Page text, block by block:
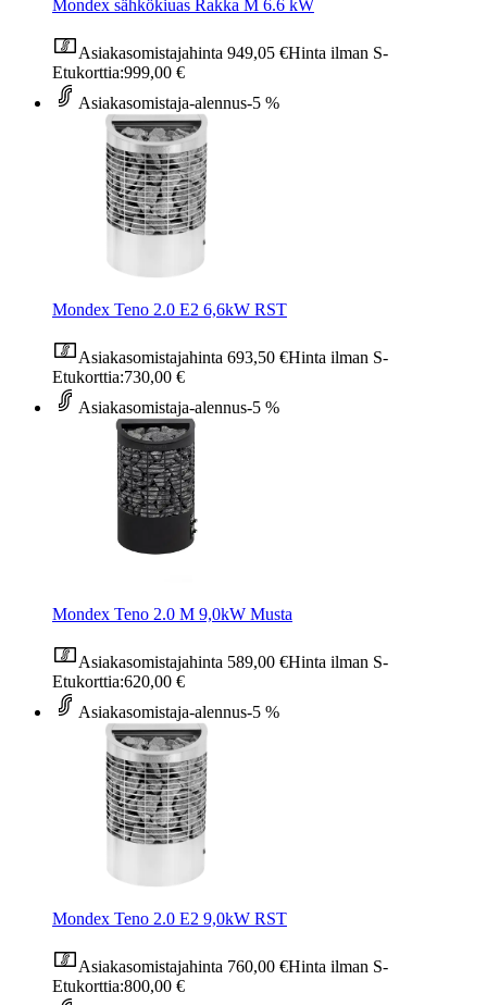
Mondex sähkökiuas Rakka M 6.6 kW
Asiakasomistajahinta 949,05 €Hinta ilman S-
Etukorttia:999,00 €
Asiakasomistaja-alennus-5 %
Mondex Teno 2.0 E2 6,6kW RST
Asiakasomistajahinta 693,50 €Hinta ilman S-
Etukorttia:730,00 €
Asiakasomistaja-alennus-5 %
Mondex Teno 2.0 M 9,0kW Musta
Asiakasomistajahinta 589,00 €Hinta ilman S-
Etukorttia:620,00 €
Asiakasomistaja-alennus-5 %
Mondex Teno 2.0 E2 9,0kW RST
Asiakasomistajahinta 760,00 €Hinta ilman S-
Etukorttia:800,00 €